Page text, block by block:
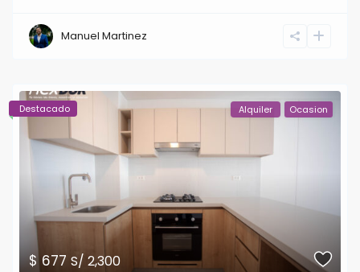
Manuel Martinez
$ 677S/ 2,300
Alquiler Ocasion
Destacado